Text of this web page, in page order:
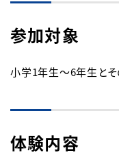
参加対象
小学1年生～6年生と
体験内容